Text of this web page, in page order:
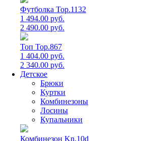
Футболка Top.1132
1 494.00 руб.
2 490.00 руб.
Топ Top.867
1 404.00 руб.
2 340.00 руб.
Детское
Брюки
Куртки
Комбинезоны
Лосины
Купальники
Комбинезон Kn.10d